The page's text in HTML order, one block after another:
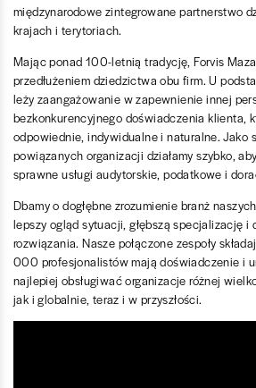
międzynarodowe zintegrowane partnerstwo
krajach i terytoriach.
Mając ponad 100-letnią tradycję, Forvis
przedłużeniem dziedzictwa obu firm. U
leży zaangażowanie w zapewnienie innej
bezkonkurencyjnego doświadczenia klienta,
odpowiednie, indywidualne i naturalne. Jako
powiązanych organizacji działamy szybko,
sprawne usługi audytorskie, podatkowe i
Dbamy o dogłębne zrozumienie branż
lepszy ogląd sytuacji, głębszą specjalizację i
rozwiązania. Nasze połączone zespoły
000 profesjonalistów mają doświadczenie i
najlepiej obsługiwać organizacje różnej
jak i globalnie, teraz i w przyszłości.